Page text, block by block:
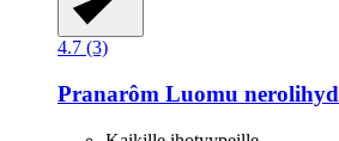
4.7 (3)
Pranarôm Luomu